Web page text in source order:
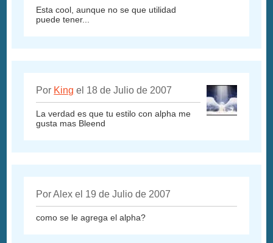
Esta cool, aunque no se que utilidad
puede tener...
Por King el 18 de Julio de 2007
La verdad es que tu estilo con alpha me
gusta mas Bleend
Por Alex el 19 de Julio de 2007
como se le agrega el alpha?